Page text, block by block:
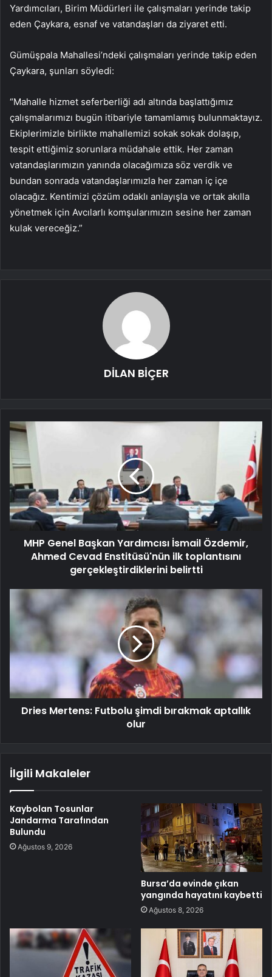
Yardımcıları, Birim Müdürleri ile çalışmaları yerinde takip
eden Çaykara, esnaf ve vatandaşları da ziyaret etti.
Gümüşpala Mahallesi’ndeki çalışmaları yerinde takip eden
Çaykara, şunları söyledi:
“Mahalle hizmet seferberliği adı altında başlattığımız
çalışmalarımızı bugün itibariyle tamamlamış bulunmaktayız.
Ekiplerimizle birlikte mahallemizi sokak sokak dolaşıp,
tespit ettiğimiz sorunlara müdahale ettik. Her zaman
vatandaşlarımızın yanında olacağımıza söz verdik ve
bundan sonrada vatandaşlarımızla her zaman iç içe
olacağız. Kentimizi çözüm odaklı anlayışla ve ortak akılla
yönetmek için Avcılarlı komşularımızın sesine her zaman
kulak vereceğiz.”
DİLAN BİÇER
MHP Genel Başkan Yardımcısı İsmail Özdemir,
Ahmed Cevad Enstitüsü'nün ilk toplantısını
gerçekleştirdiklerini belirtti
Dries Mertens: Futbolu şimdi bırakmak aptallık
olur
İlgili Makaleler
Kaybolan Tosunlar
Jandarma Tarafından
Bulundu
Ağustos 9, 2026
Bursa’da evinde çıkan
yangında hayatını kaybetti
Ağustos 8, 2026